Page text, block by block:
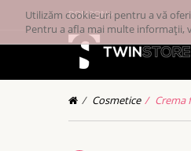
RONRON
Cosmetice Crema
Utilizăm cookie-uri pentru a vă
Pentru a afla mai multe informații,